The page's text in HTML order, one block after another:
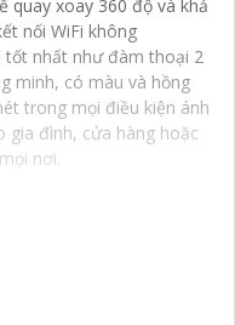
quay xoay 360 độ và khả
nối WiFi không
tốt nhất như đàm thoại 2
minh, có màu và hồng
trong mọi điều kiện ánh
gia đình, cửa hàng hoặc
nơi.